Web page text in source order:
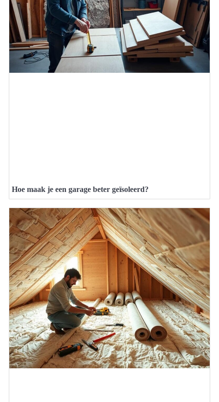
Hoe maak je een garage beter geïsoleerd?